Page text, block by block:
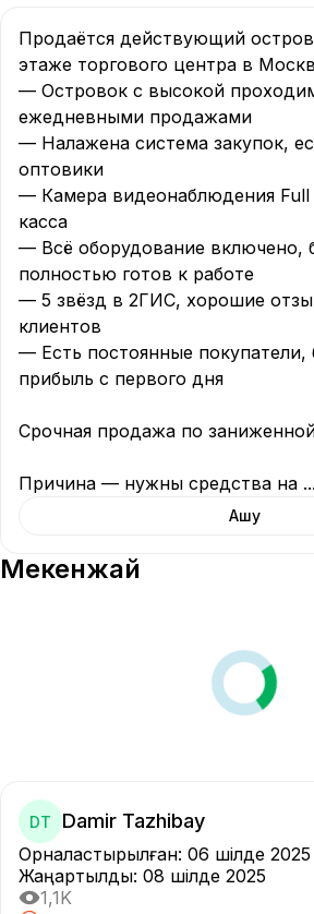
Продаётся действующий
этаже торгового центра в
— Островок с высокой
ежедневными продажами
— Налажена система закупок,
оптовики
— Камера видеонаблюдения Full
касса
— Всё оборудование включено,
полностью готов к работе
— 5 звёзд в 2ГИС, хорошие
клиентов
— Есть постоянные покупатели,
прибыль с первого дня
Срочная продажа по
Причина — нужны средства на ...
Ашу
Мекенжай
DT Damir Tazhibay
Орналастырылған: 06 шілде 2025
Жаңартылды: 08 шілде 2025
1,1K